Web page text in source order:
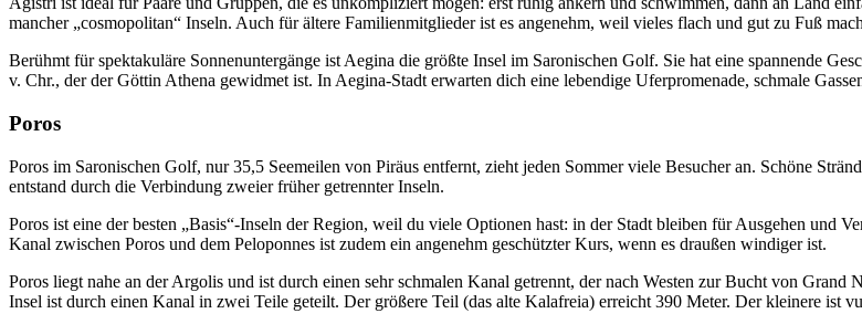
mancher „cosmopolitan“ Inseln. Auch für ältere Familienmitglieder ist es angenehm, weil vieles flach und gut zu Fuß
Berühmt für spektakuläre Sonnenuntergänge ist Aegina die größte Insel im Saronischen Golf. Sie hat eine spannende
v. Chr., der der Göttin Athena gewidmet ist. In Aegina-Stadt erwarten dich eine lebendige Uferpromenade, schmale
Poros
Poros im Saronischen Golf, nur 35,5 Seemeilen von Piräus entfernt, zieht jeden Sommer viele Besucher an. Schöne
entstand durch die Verbindung zweier früher getrennter Inseln.
Poros ist eine der besten „Basis“-Inseln der Region, weil du viele Optionen hast: in der Stadt bleiben für Ausgehen und
Kanal zwischen Poros und dem Peloponnes ist zudem ein angenehm geschützter Kurs, wenn es draußen windiger ist.
Poros liegt nahe an der Argolis und ist durch einen sehr schmalen Kanal getrennt, der nach Westen zur Bucht von
Insel ist durch einen Kanal in zwei Teile geteilt. Der größere Teil (das alte Kalafreia) erreicht 390 Meter. Der kleinere ist